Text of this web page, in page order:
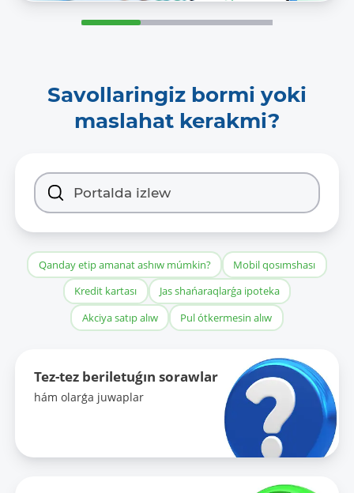
Savollaringiz bormi yoki
maslahat kerakmi?
Qanday etip amanat ashıw múmkin?
Mobil qosımshası
Kredit kartası
Jas shańaraqlarǵa ipoteka
Akciya satıp alıw
Pul ótkermesin alıw
Tez-tez beriletuǵın sorawlar
hám olarǵa juwaplar